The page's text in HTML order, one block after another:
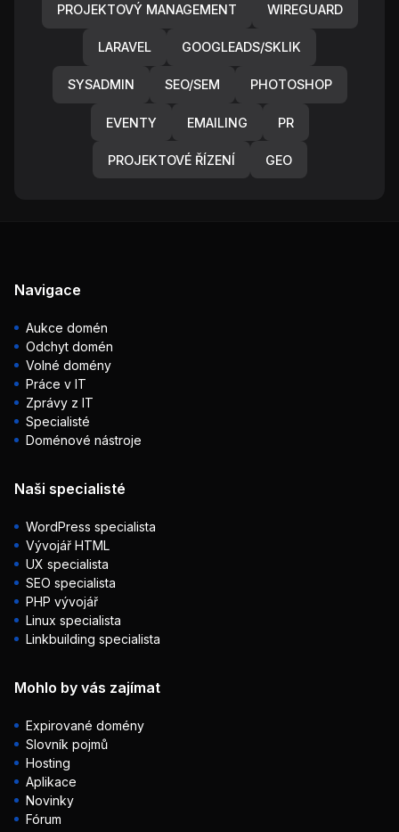
PROJEKTOVÝ MANAGEMENT WIREGUARD
LARAVEL GOOGLEADS/SKLIK
SYSADMIN SEO/SEM PHOTOSHOP
EVENTY EMAILING PR
PROJEKTOVÉ ŘÍZENÍ GEO
Navigace
Aukce domén
Odchyt domén
Volné domény
Práce v IT
Zprávy z IT
Specialisté
Doménové nástroje
Naši specialisté
WordPress specialista
Vývojář HTML
UX specialista
SEO specialista
PHP vývojář
Linux specialista
Linkbuilding specialista
Mohlo by vás zajímat
Expirované domény
Slovník pojmů
Hosting
Aplikace
Novinky
Fórum